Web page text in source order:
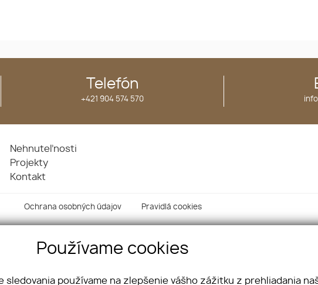
Telefón
+421 904 574 570
Nehnuteľnosti
Projekty
Kontakt
Ochrana osobných údajov Pravidlá cookies
Používame cookies
používame na zlepšenie vášho zážitku z prehliadania